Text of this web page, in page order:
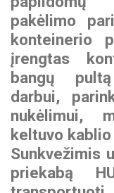
pakėlimo
konteinerio
įrengtas
bangų
darbui,
nukėlimui,
keltuvo
Sunkvežimis
priekabą